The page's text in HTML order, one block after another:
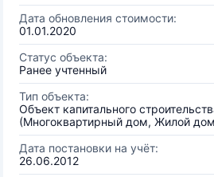
Дата обновления стоимости:
01.01.2020
Статус объекта:
Ранее учтенный
Тип объекта:
Объект капитального
(Многоквартирный дом, Жилой
Дата постановки на учёт:
26.06.2012